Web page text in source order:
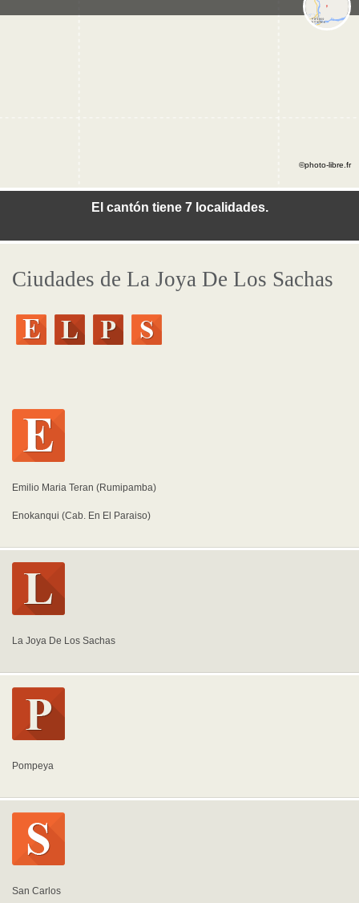
El cantón tiene 7 localidades.
©photo-libre.fr
Ciudades de La Joya De Los Sachas
Emilio Maria Teran (Rumipamba)
Enokanqui (Cab. En El Paraiso)
La Joya De Los Sachas
Pompeya
San Carlos